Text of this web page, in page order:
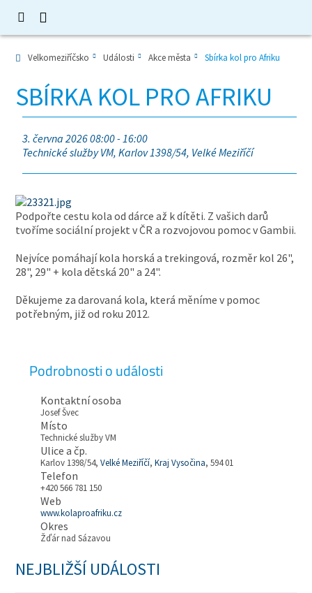
Velkomeziříčsko Události Akce města Sbírka kol pro Afriku
SBÍRKA KOL PRO AFRIKU
3. června 2026 08:00 - 16:00
Technické služby VM, Karlov 1398/54, Velké Meziříčí
Podpořte cestu kola od dárce až k dítěti. Z vašich darů
tvoříme sociální projekt v ČR a rozvojovou pomoc v Gambii.
Nejvíce pomáhají kola horská a trekingová, rozměr kol 26",
28", 29" + kola dětská 20" a 24".
Děkujeme za darovaná kola, která měníme v pomoc
potřebným, již od roku 2012.
Podrobnosti o události
Kontaktní osoba
Josef Švec
Místo
Technické služby VM
Ulice a čp.
Karlov 1398/54,Velké Meziříčí,Kraj Vysočina, 594 01
Telefon
+420 566 781 150
Web
www.kolaproafriku.cz
Okres
Žďár nad Sázavou
NEJBLIŽŠÍ UDÁLOSTI